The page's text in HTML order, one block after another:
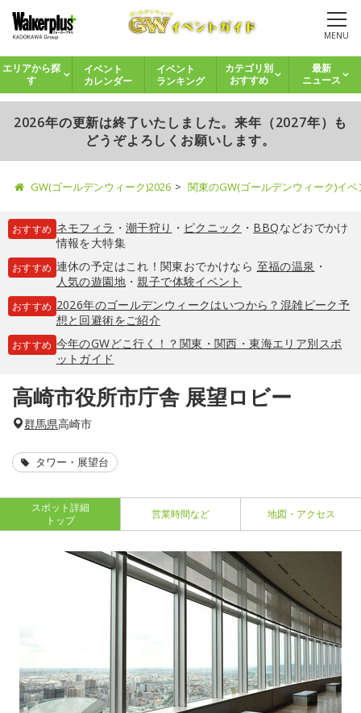
MENU
エリアから探
す
イベント
カレンダー
イベント
ランキング
カテゴリ別
おすすめ
最新
ニュース
2026年の更新は終了いたしました。来年（2027年）も
どうぞよろしくお願いします。
GW(ゴールデンウィーク)2026 関東のGW(ゴールデンウィーク)イ
おすすめ ネモフィラ ・ 潮干狩り ・ ピクニック ・ BBQなどおでかけ
情報を大特集
おすすめ 連休の予定はこれ！関東おでかけなら 至福の温泉 ・
人気の遊園地・親子で体験イベント
おすすめ 2026年のゴールデンウィークはいつから？混雑ピーク予
想と回避術をご紹介
おすすめ 今年のGWどこ行く！？関東・関西・東海エリア別スポ
ットガイド
高崎市役所市庁舎 展望ロビー
群馬県高崎市
タワー・展望台
スポット詳細
トップ
営業時間など 地図・アクセス